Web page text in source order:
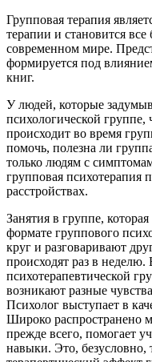
Групповая терапия
терапии и становится все
современном мире.
формируется под
книг.
У людей, которые
психологической
происходит во время
помочь, полезна ли
только людям с
групповая психотерапия
расстройствах.
Занятия в группе,
формате группового
круг и разговаривают
происходят раз в
психотерапевтической
возникают разные
Психолог выступает в
Широко распространено
прежде всего, помогает
навыки. Это,